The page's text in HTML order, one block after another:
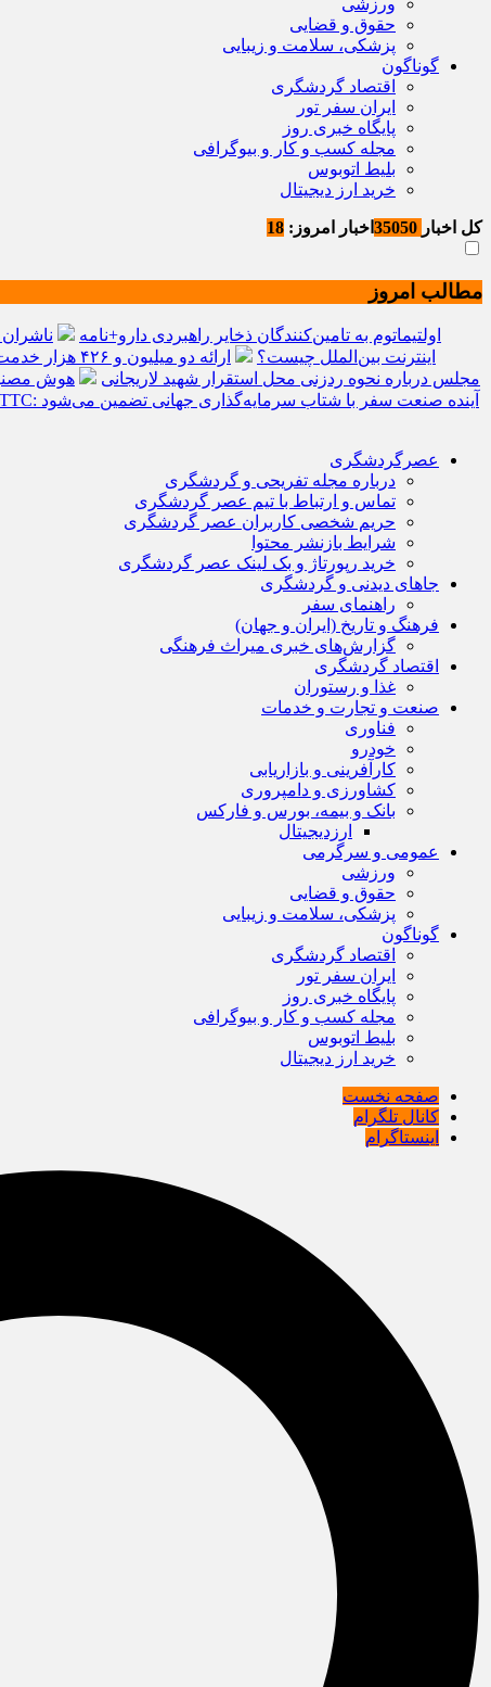
ورزشی
حقوق و قضایی
پزشکی، سلامت و زیبایی
گوناگون
اقتصاد گردشگری
ایران سفر تور
پایگاه خبری روز
مجله کسب و کار و بیوگرافی
بلیط اتوبوس
خرید ارز دیجیتال
کل اخبار اخبار امروز: 18
مطالب امروز
اولتیماتوم به تامین‌کنندگان ذخایر راهبردی دارو+نامه
اینترنت بین‌الملل چیست؟
ارائه دو میلیون و ۴۲۶ هزار خدمت بهداشتی و درمانی به زائران
مجلس درباره نحوه ردزنی محل استقرار شهید لاریجانی
هوش مصنوعی، بستر
سرمایه‌گذاری جهانی در گردشگری از مرز یک تریلیون دلار گذشت/ WTTC: آینده صنعت سفر با شتاب سرمایه‌گذاری جهانی تضمین می‌شود
عصرگردشگری
درباره مجله تفریحی و گردشگری
تماس و ارتباط با تیم عصر گردشگری
حریم شخصی کاربران عصر گردشگری
شرایط بازنشر محتوا
خرید رپورتاژ و بک لینک عصر گردشگری
جاهای دیدنی و گردشگری
راهنمای سفر
فرهنگ و تاریخ (ایران و جهان)
گزارش‌های خبری میراث فرهنگی
اقتصاد گردشگری
غذا و رستوران
صنعت و تجارت و خدمات
فناوری
خودرو
کارآفرینی و بازاریابی
کشاورزی و دامپروری
بانک و بیمه، بورس و فارکس
ارزدیجیتال
عمومی و سرگرمی
ورزشی
حقوق و قضایی
پزشکی، سلامت و زیبایی
گوناگون
اقتصاد گردشگری
ایران سفر تور
پایگاه خبری روز
مجله کسب و کار و بیوگرافی
بلیط اتوبوس
خرید ارز دیجیتال
صفحه نخست
کانال تلگرام
اینستاگرام